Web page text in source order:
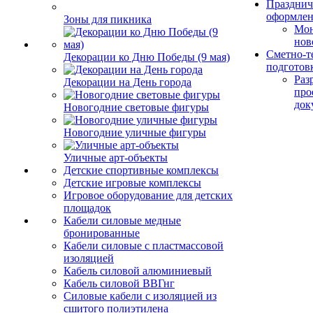
Зоны для пикника
Декорации ко Дню Победы (9 мая)
Декорации на День города
Новогодние световые фигуры
Новогодние уличные фигуры
Уличные арт-объекты
Детские спортивные комплексы
Детские игровые комплексы
Игровое оборудование для детских
площадок
Кабели силовые медные
бронированные
Кабели силовые с пластмассовой
изоляцией
Кабель силовой алюминиевый
Кабель силовой ВВГнг
Силовые кабели с изоляцией из
сшитого полиэтилена
Сметно-